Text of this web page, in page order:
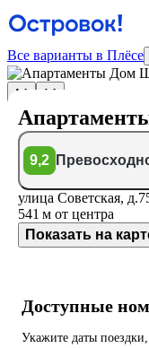
Все варианты в Плёсе
9,2
улица Советская,
541 м от центра
Показать на
Доступные
Укажите даты